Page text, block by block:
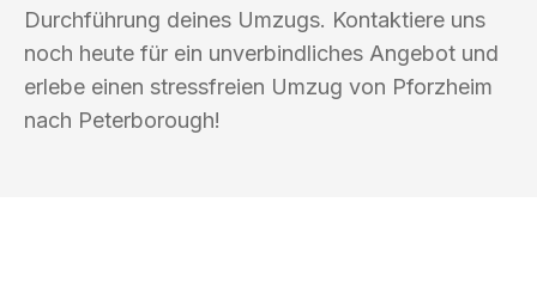
Durchführung deines Umzugs. Kontaktiere uns
noch heute für ein unverbindliches Angebot und
erlebe einen stressfreien Umzug von Pforzheim
nach Peterborough!